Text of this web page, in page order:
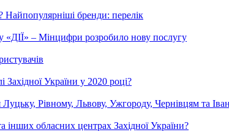
Найпопулярніші бренди: перелік
«ДІЇ» – Мінцифри розробило нову послугу
України у 2020 році?
Луцьку, Рівному, Львову, Ужгороду, Чернівцям та
інших обласних центрах Західної України?